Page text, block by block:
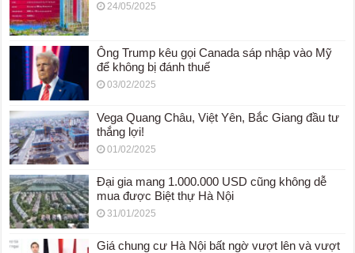
24/05/2025
Ông Trump kêu gọi Canada sáp nhập vào Mỹ
để không bị đánh thuế
03/02/2025
Vega Quang Châu, Việt Yên, Bắc Giang đầu tư
thắng lợi!
01/02/2025
Đại gia mang 1.000.000 USD cũng không dễ
mua được Biệt thự Hà Nội
31/01/2025
Giá chung cư Hà Nội bất ngờ vượt lên và vượt